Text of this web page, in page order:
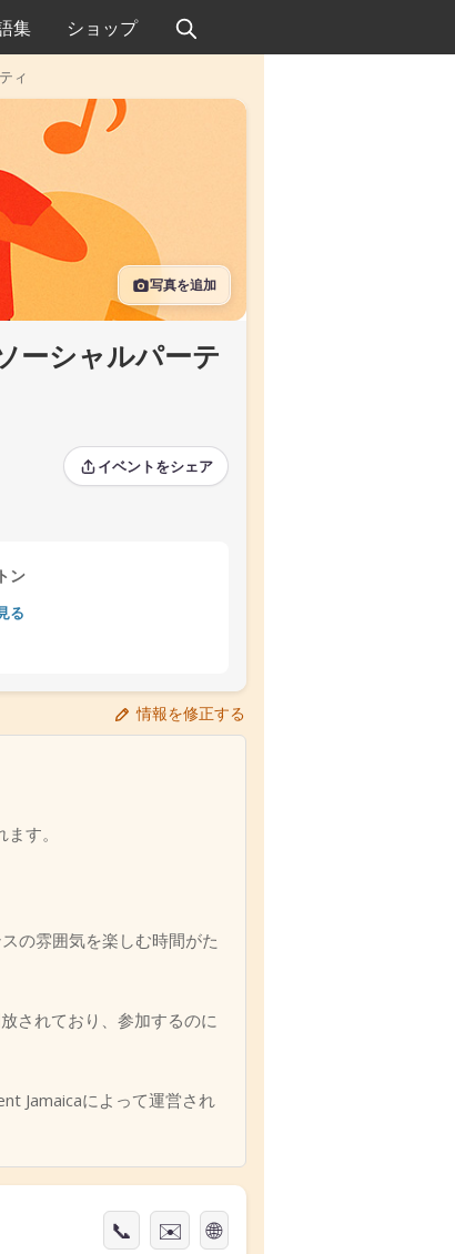
集 ショップ
ィ
写真を追加
ーシャルパーテ
イベントをシェア
ン
る
情報を修正する
す。
の雰囲気を楽しむ時間がた
されており、参加するのに
Jamaicaによって運営され
📞 ✉️ 🌐